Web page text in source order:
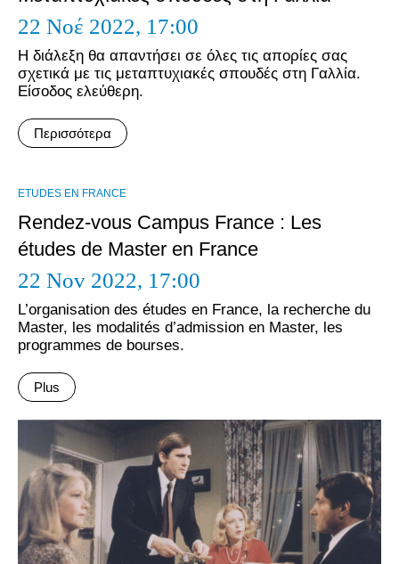
22 Νοέ 2022, 17:00
Η διάλεξη θα απαντήσει σε όλες τις απορίες σας
σχετικά με τις μεταπτυχιακές σπουδές στη Γαλλία.
Είσοδος ελεύθερη.
Περισσότερα
ΕTUDES EN FRANCE
Rendez-vous Campus France : Les
études de Master en France
22 Nov 2022, 17:00
L’organisation des études en France, la recherche du
Master, les modalités d’admission en Master, les
programmes de bourses.
Plus